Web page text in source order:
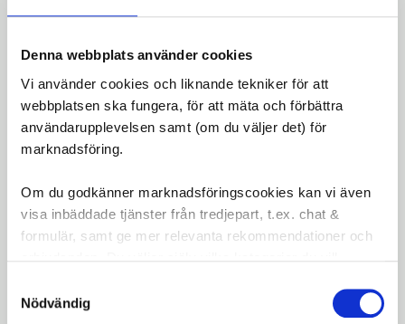
Denna webbplats använder cookies
Vi använder cookies och liknande tekniker för att
webbplatsen ska fungera, för att mäta och förbättra
användarupplevelsen samt (om du väljer det) för
marknadsföring.
Om du godkänner marknadsföringscookies kan vi även
visa inbäddade tjänster från tredjepart, t.ex. chat &
formulär, samt ge mer relevanta rekommendationer och
Nödvändig
Däck
Däckstorlek
44-635 (28 × 1 5/8 × 1 1/2)
Däckfärg
Slangar
2 × Schwalbe DV17
Dunlop-/blixtventil